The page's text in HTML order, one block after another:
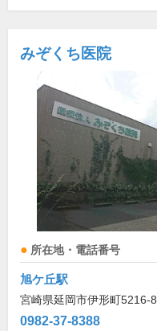
みぞくち医院
所在地・電話番号
旭ケ丘駅
宮崎県延岡市伊形町5216-8
0982-37-8388